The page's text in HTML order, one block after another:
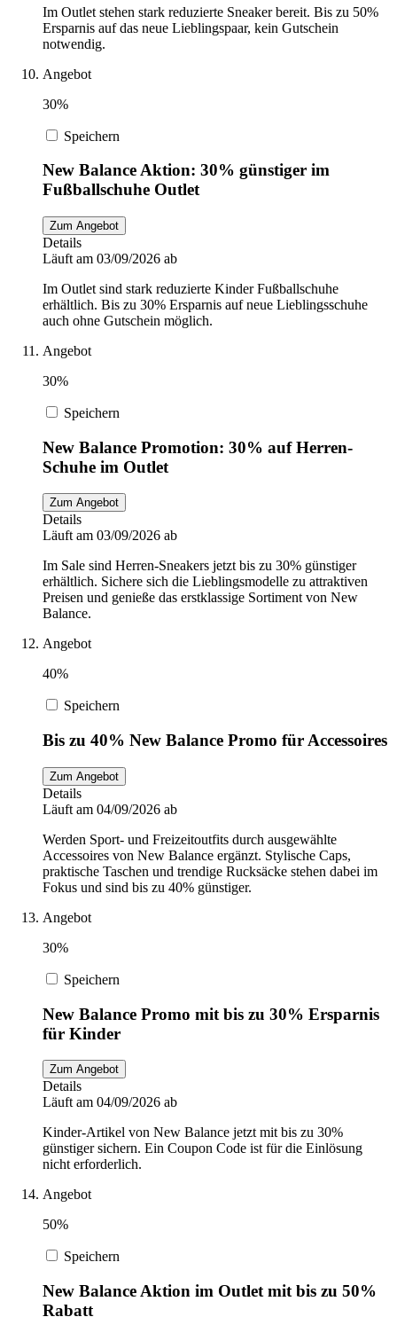
Im Outlet stehen stark reduzierte Sneaker bereit. Bis zu 50%
Ersparnis auf das neue Lieblingspaar, kein Gutschein
notwendig.
Angebot
30%
Speichern
New Balance Aktion: 30% günstiger im
Fußballschuhe Outlet
Zum Angebot
Details
Läuft am 03/09/2026 ab
Im Outlet sind stark reduzierte Kinder Fußballschuhe
erhältlich. Bis zu 30% Ersparnis auf neue Lieblingsschuhe
auch ohne Gutschein möglich.
Angebot
30%
Speichern
New Balance Promotion: 30% auf Herren-
Schuhe im Outlet
Zum Angebot
Details
Läuft am 03/09/2026 ab
Im Sale sind Herren-Sneakers jetzt bis zu 30% günstiger
erhältlich. Sichere sich die Lieblingsmodelle zu attraktiven
Preisen und genieße das erstklassige Sortiment von New
Balance.
Angebot
40%
Speichern
Bis zu 40% New Balance Promo für Accessoires
Zum Angebot
Details
Läuft am 04/09/2026 ab
Werden Sport- und Freizeitoutfits durch ausgewählte
Accessoires von New Balance ergänzt. Stylische Caps,
praktische Taschen und trendige Rucksäcke stehen dabei im
Fokus und sind bis zu 40% günstiger.
Angebot
30%
Speichern
New Balance Promo mit bis zu 30% Ersparnis
für Kinder
Zum Angebot
Details
Läuft am 04/09/2026 ab
Kinder-Artikel von New Balance jetzt mit bis zu 30%
günstiger sichern. Ein Coupon Code ist für die Einlösung
nicht erforderlich.
Angebot
50%
Speichern
New Balance Aktion im Outlet mit bis zu 50%
Rabatt